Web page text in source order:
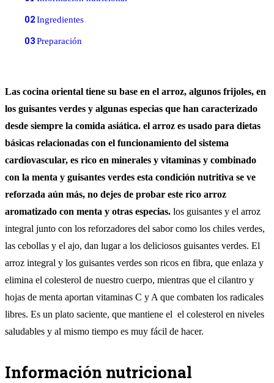
02Ingredientes
03Preparación
Las cocina oriental tiene su base en el arroz, algunos frijoles, en
los guisantes verdes y algunas especias que han caracterizado
desde siempre la comida asiática. el arroz es usado para dietas
básicas relacionadas con el funcionamiento del sistema
cardiovascular, es rico en minerales y vitaminas y combinado
con la menta y guisantes verdes esta condición nutritiva se ve
reforzada aún más, no dejes de probar este rico arroz
aromatizado con menta y otras especias. los guisantes y el arroz
integral junto con los reforzadores del sabor como los chiles verdes,
las cebollas y el ajo, dan lugar a los deliciosos guisantes verdes. El
arroz integral y los guisantes verdes son ricos en fibra, que enlaza y
elimina el colesterol de nuestro cuerpo, mientras que el cilantro y
hojas de menta aportan vitaminas C y A que combaten los radicales
libres. Es un plato saciente, que mantiene el el colesterol en niveles
saludables y al mismo tiempo es muy fácil de hacer.
Información nutricional